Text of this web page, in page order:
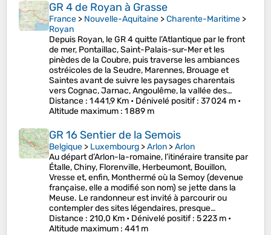
GR 4 de Royan à Grasse
France > Nouvelle-Aquitaine >Charente-Maritime >
Royan
Depuis Royan, le GR 4 quitte l’Atlantique par le front
de mer, Pontaillac, Saint-Palais-sur-Mer et les
pinèdes de la Coubre, puis traverse les ambiances
ostréicoles de la Seudre, Marennes, Brouage et
Saintes avant de suivre les paysages charentais
vers Cognac, Jarnac, Angoulême, la vallée des…
Distance : 1 441,9 Km • Dénivelé positif: 37 024 m •
Altitude maximum : 1 889 m
GR 16 Sentier de la Semois
Belgique > Luxembourg >Arlon >Arlon
Au départ d’Arlon-la-romaine, l’itinéraire transite par
Étalle, Chiny, Florenville, Herbeumont, Bouillon,
Vresse et, enfin, Monthermé où la Semoy (devenue
française, elle a modifié son nom) se jette dans la
Meuse. Le randonneur est invité à parcourir ou
contempler des sites légendaires, presque…
Distance : 210,0 Km • Dénivelé positif: 5 223 m •
Altitude maximum : 441 m